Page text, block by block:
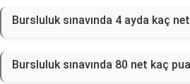
Bursluluk sınavında 4 ayda kaç net
Bursluluk sınavında 80 net kaç